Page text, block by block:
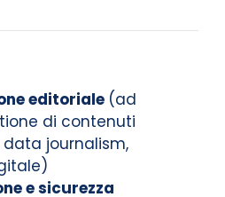
editoriale (ad
di contenuti
journalism,
e sicurezza